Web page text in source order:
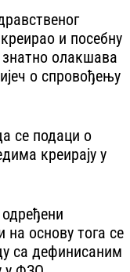
и посебну
знатно олакшава
о спровођењу
се подаци о
креирају у
на основу тога се
са дефинисаним